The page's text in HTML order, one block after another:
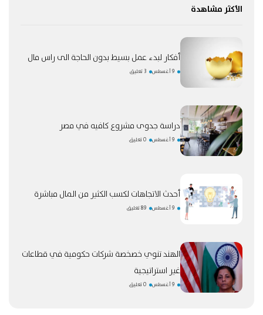
الأكثر مشاهدة
أفكار لبدء عمل بسيط بدون الحاجة الى راس مال
9 أغسطس 3 تعليق
دراسة جدوى مشروع كافيه في مصر
9 أغسطس 0 تعليق
أحدث الاتجاهات لكسب الكثير من المال مباشرة
9 أغسطس 89 تعليق
الهند تنوي خصخصة شركات حكومية في قطاعات
غير استراتيجية
9 أغسطس 0 تعليق